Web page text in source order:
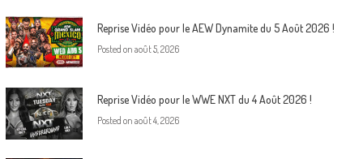
Reprise Vidéo pour le AEW Dynamite du 5 Août 2026 !
Posted on août 5, 2026
Reprise Vidéo pour le WWE NXT du 4 Août 2026 !
Posted on août 4, 2026